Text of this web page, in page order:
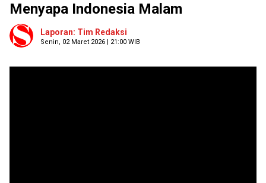
Menyapa Indonesia Malam
Laporan: Tim Redaksi
Senin, 02 Maret 2026 | 21:00 WIB